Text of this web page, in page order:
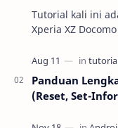
Tutorial kali ini
Xperia XZ
Panduan
(Reset, Set-